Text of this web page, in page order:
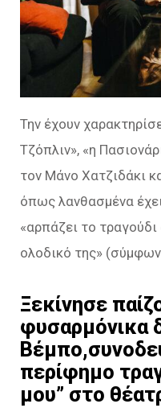
Την έχουν
Τζόπλιν», «η
τον Μάνο Χατζιδάκι
όπως λανθασμένα
«αρπάζει το τραγούδι
ολοδικό της»
Ξεκίνησε
φυσαρμόνικα
περίφημο
μου” στο